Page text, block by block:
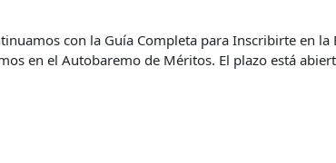
con la Guía Completa para Inscribirte en la
en el Autobaremo de Méritos. El plazo está